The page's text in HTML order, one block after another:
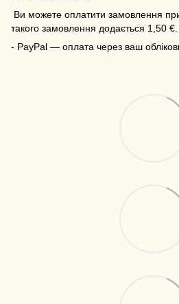
Ви можете оплатити замовлення
такого замовлення додається 1,50 €.
- PayPal — оплата через ваш